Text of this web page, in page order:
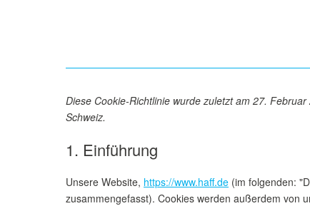
Diese Cookie-Richtlinie wurde zuletzt am 27.
Schweiz.
1. Einführung
Unsere Website, https://www.haff.de (im folgenden:
zusammengefasst). Cookies werden außerdem von